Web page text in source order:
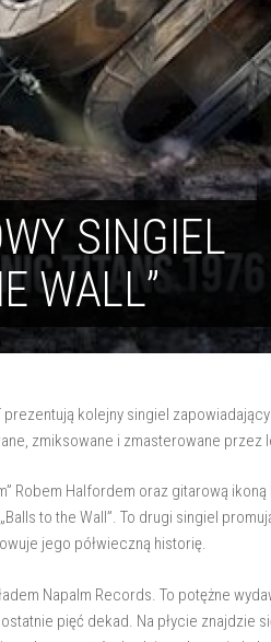
SINGIEL
WALL”
prezentują kolejny singiel
zmiksowane i zmasterowane przez
Robem Halfordem oraz gitarową
to the Wall”. To drugi singiel
jego półwieczną historię.
Napalm Records. To potężne
pięć dekad. Na płycie znajdzie